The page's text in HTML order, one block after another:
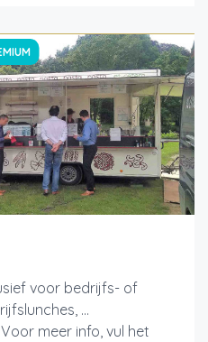
voor bedrijfs- of
...
meer info, vul het